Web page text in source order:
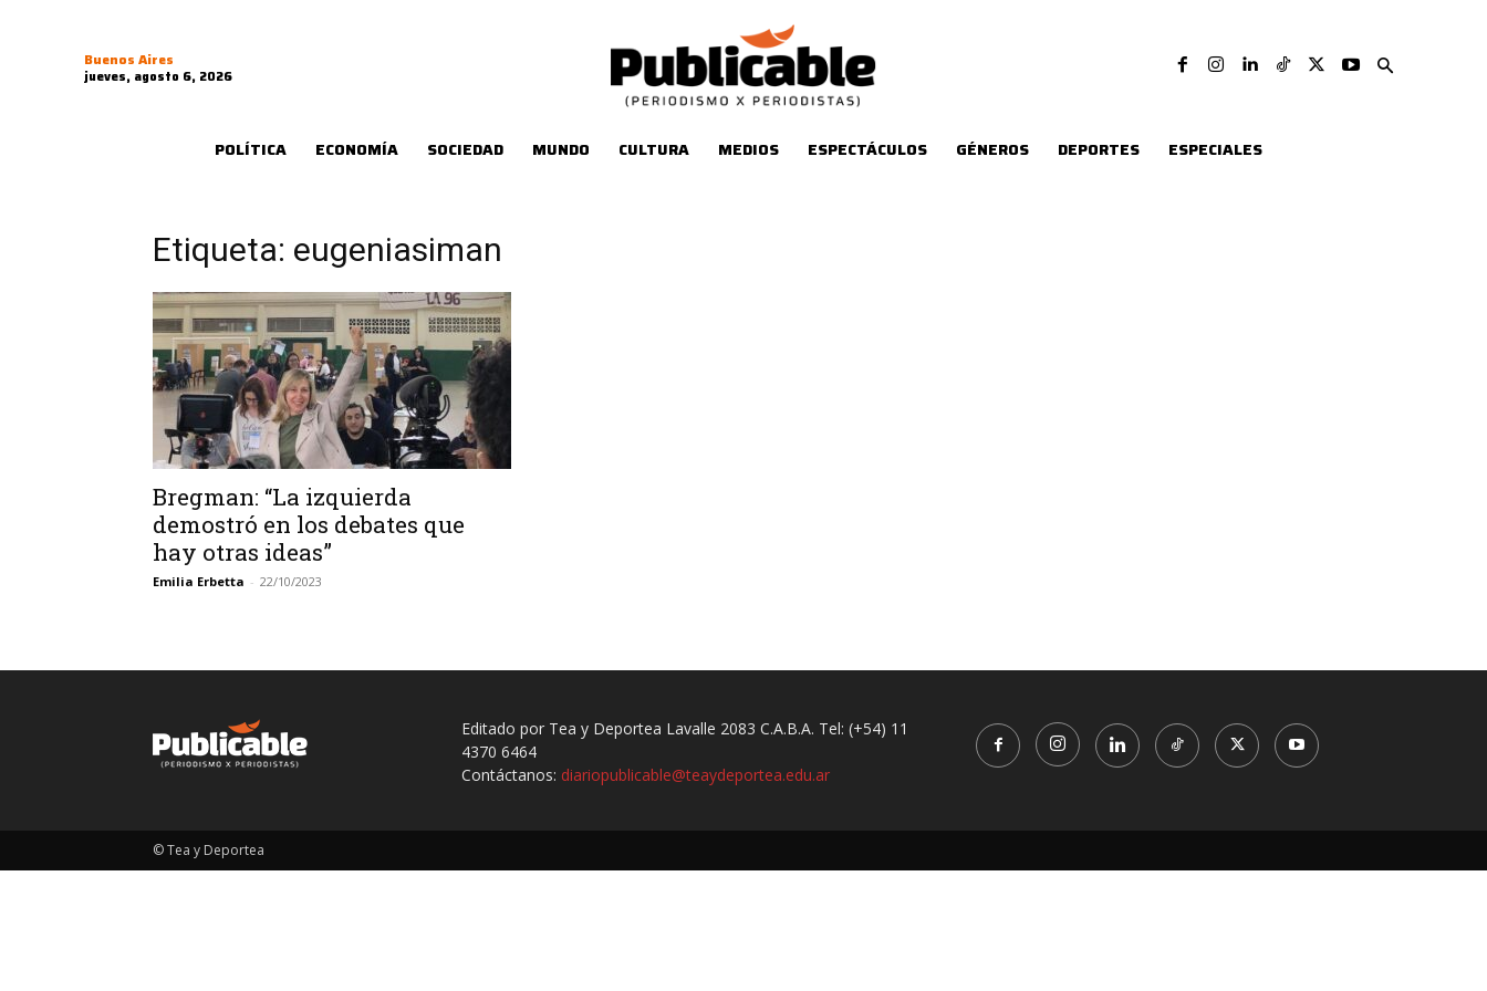
Buenos Aires
jueves, agosto 6, 2026
POLÍTICA ECONOMÍA SOCIEDAD MUNDO CULTURA MEDIOS ESPECTÁCULOS GÉNEROS DEPORTES ESPECIALES
Etiqueta: eugeniasiman
Bregman: “La izquierda
demostró en los debates que
hay otras ideas”
Emilia Erbetta - 22/10/2023
Editado por Tea y Deportea Lavalle 2083 C.A.B.A. Tel: (+54) 11
4370 6464
Contáctanos: diariopublicable@teaydeportea.edu.ar
© Tea y Deportea